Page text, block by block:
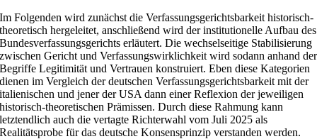
Im Folgenden wird zunächst die Verfassungsgerichtsbarkeit historisch-
theoretisch hergeleitet, anschließend wird der institutionelle Aufbau des
Bundesverfassungsgerichts erläutert. Die wechselseitige Stabilisierung
zwischen Gericht und Verfassungswirklichkeit wird sodann anhand der
Begriffe Legitimität und Vertrauen konstruiert. Eben diese Kategorien
dienen im Vergleich der deutschen Verfassungsgerichtsbarkeit mit der
italienischen und jener der USA dann einer Reflexion der jeweiligen
historisch-theoretischen Prämissen. Durch diese Rahmung kann
letztendlich auch die vertagte Richterwahl vom Juli 2025 als
Realitätsprobe für das deutsche Konsensprinzip verstanden werden.